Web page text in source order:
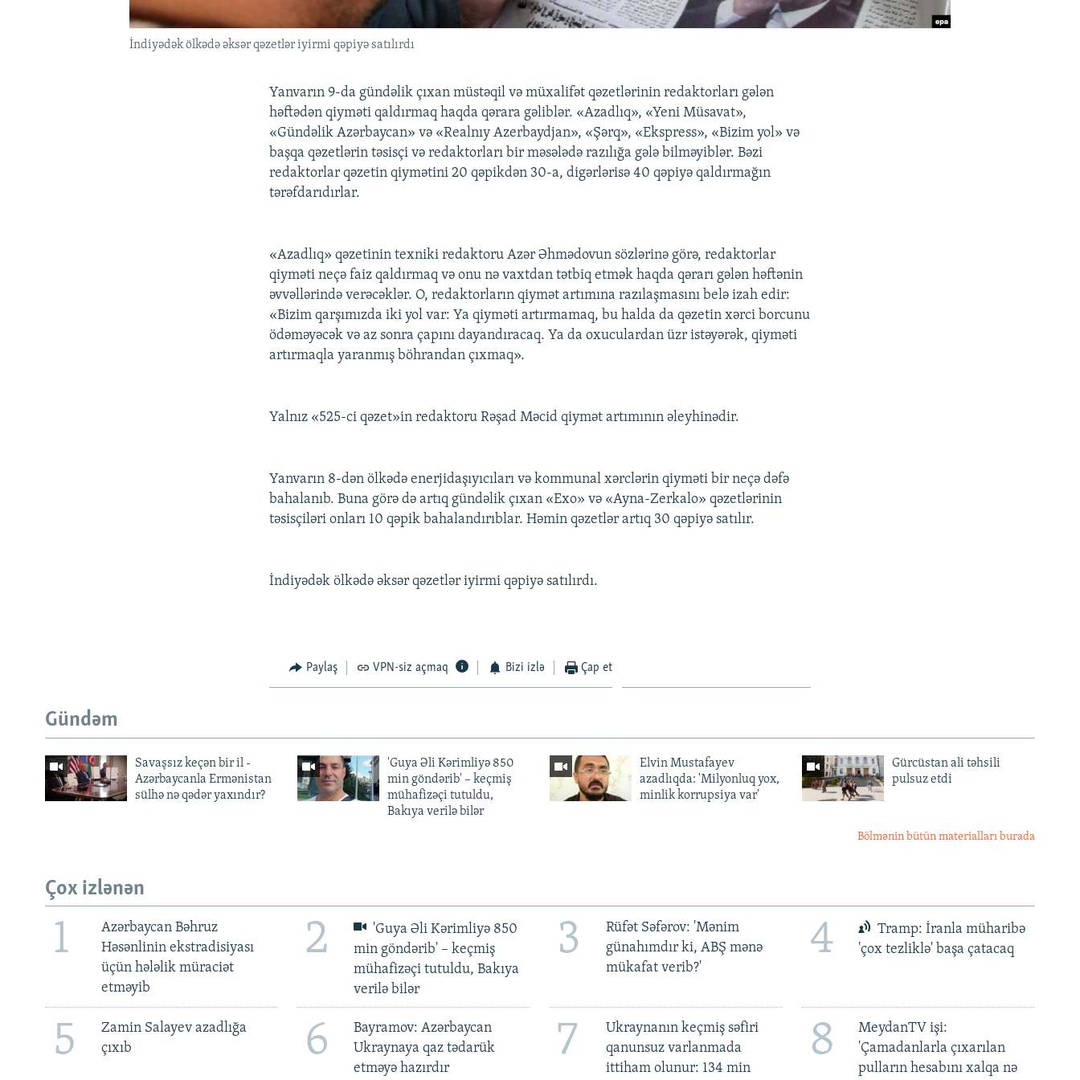
İndiyədək ölkədə əksər qəzetlər iyirmi qəpiyə satılırdı
Yanvarın 9-da gündəlik çıxan müstəqil və müxalifət qəzetlərinin redaktorları gələn
həftədən qiyməti qaldırmaq haqda qərara gəliblər. «Azadlıq», «Yeni Müsavat»,
«Gündəlik Azərbaycan» və «Realnıy Azerbaydjan», «Şərq», «Ekspress», «Bizim yol» və
başqa qəzetlərin təsisçi və redaktorları bir məsələdə razılığa gələ bilməyiblər. Bəzi
redaktorlar qəzetin qiymətini 20 qəpikdən 30-a, digərlərisə 40 qəpiyə qaldırmağın
tərəfdarıdırlar.
«Azadlıq» qəzetinin texniki redaktoru Azər Əhmədovun sözlərinə görə, redaktorlar
qiyməti neçə faiz qaldırmaq və onu nə vaxtdan tətbiq etmək haqda qərarı gələn həftənin
əvvəllərində verəcəklər. O, redaktorların qiymət artımına razılaşmasını belə izah edir:
«Bizim qarşımızda iki yol var: Ya qiyməti artırmamaq, bu halda da qəzetin xərci borcunu
ödəməyəcək və az sonra çapını dayandıracaq. Ya da oxuculardan üzr istəyərək, qiyməti
artırmaqla yaranmış böhrandan çıxmaq».
Yalnız «525-ci qəzet»in redaktoru Rəşad Məcid qiymət artımının əleyhinədir.
Yanvarın 8-dən ölkədə enerjidaşıyıcıları və kommunal xərclərin qiyməti bir neçə dəfə
bahalanıb. Buna görə də artıq gündəlik çıxan «Exo» və «Ayna-Zerkalo» qəzetlərinin
təsisçiləri onları 10 qəpik bahalandırıblar. Həmin qəzetlər artıq 30 qəpiyə satılır.
İndiyədək ölkədə əksər qəzetlər iyirmi qəpiyə satılırdı.
Paylaş VPN-siz açmaq Bizi izlə Çap et
Gündəm
Savaşsız keçən bir il -
Azərbaycanla Ermənistan
sülhə nə qədər yaxındır?
'Guya Əli Kərimliyə 850
min göndərib' – keçmiş
mühafizəçi tutuldu,
Bakıya verilə bilər
Elvin Mustafayev
azadlıqda: 'Milyonluq yox,
minlik korrupsiya var'
Gürcüstan ali təhsili
pulsuz etdi
Bölmənin bütün materialları burada
Çox izlənən
1
Azərbaycan Bəhruz
Həsənlinin ekstradisiyası
üçün hələlik müraciət
etməyib
2
'Guya Əli Kərimliyə 850
min göndərib' – keçmiş
mühafizəçi tutuldu, Bakıya
verilə bilər
3
Rüfət Səfərov: 'Mənim
günahımdır ki, ABŞ mənə
mükafat verib?'
4
Tramp: İranla müharibə
'çox tezliklə' başa çatacaq
5
Zamin Salayev azadlığa
çıxıb
6
Bayramov: Azərbaycan
Ukraynaya qaz tədarük
etməyə hazırdır
7
Ukraynanın keçmiş səfiri
qanunsuz varlanmada
ittiham olunur: 134 min
8
MeydanTV işi:
'Çamadanlarla çıxarılan
pulların hesabını xalqa nə